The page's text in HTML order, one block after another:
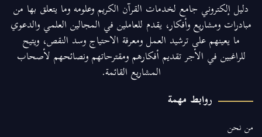
دليل إلكتروني جامع لخدمات القرآن الكريم وعلومه وما يتعلق بها من
مبادرات ومشاريع وأفكار، يقدم للعاملين في المجالين العلمي والدعوي
ما يعينهم على ترشيد العمل ومعرفة الاحتياج وسد النقص، ويتيح
للراغبين في الأجر تقديم أفكارهم ومقترحاتهم ونصائحهم لأصحاب
المشاريع القائمة.
روابط مهمة
من نحن